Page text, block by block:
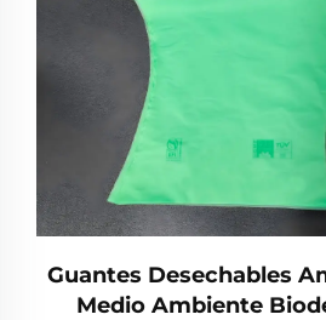
Guantes Desechables
Medio Ambiente